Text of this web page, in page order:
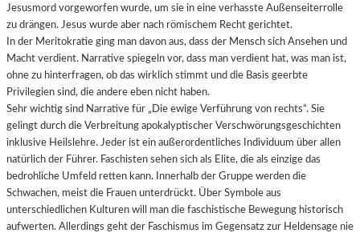
Jesusmord vorgeworfen wurde, um sie in eine verhasste Außenseiterrolle
zu drängen. Jesus wurde aber nach römischem Recht gerichtet.
In der Meritokratie ging man davon aus, dass der Mensch sich Ansehen und
Macht verdient. Narrative spiegeln vor, dass man verdient hat, was man ist,
ohne zu hinterfragen, ob das wirklich stimmt und die Basis geerbte
Privilegien sind, die andere eben nicht haben.
Sehr wichtig sind Narrative für „Die ewige Verführung von rechts“. Sie
gelingt durch die Verbreitung apokalyptischer Verschwörungsgeschichten
inklusive Heilslehre. Jeder ist ein außerordentliches Individuum über allen
natürlich der Führer. Faschisten sehen sich als Elite, die als einzige das
bedrohliche Umfeld retten kann. Innerhalb der Gruppe werden die
Schwachen, meist die Frauen unterdrückt. Über Symbole aus
unterschiedlichen Kulturen will man die faschistische Bewegung historisch
aufwerten. Allerdings geht der Faschismus im Gegensatz zur Heldensage nie